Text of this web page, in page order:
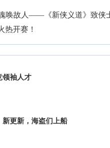
唤故人——《新侠义道》致侠
热开赛！
领袖人才
更新，海盗们上船